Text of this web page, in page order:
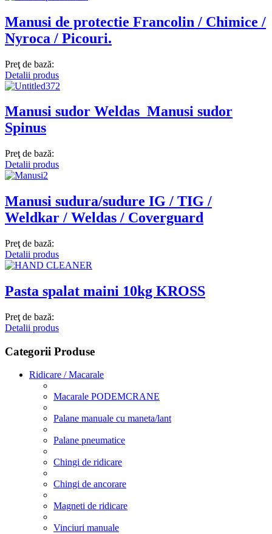
Manusi de protectie Francolin / Chimice /
Nyroca / Picouri.
Preţ de bază:
Detalii produs
Manusi sudor Weldas_Manusi sudor
Spinus
Preţ de bază:
Detalii produs
Manusi sudura/sudure IG / TIG /
Weldkar / Weldas / Coverguard
Preţ de bază:
Detalii produs
Pasta spalat maini 10kg KROSS
Preţ de bază:
Detalii produs
Categorii Produse
Ridicare / Macarale
Macarale PODEMCRANE
Palane manuale cu maneta/lant
Palane pneumatice
Chingi de ridicare
Chingi de ancorare
Magneti de ridicare
Vinciuri manuale